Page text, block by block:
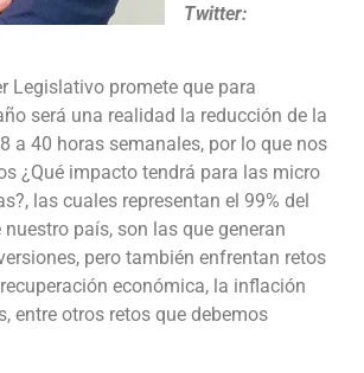
Twitter:
Legislativo promete que para
será una realidad la reducción de la
a 40 horas semanales, por lo que nos
¿Qué impacto tendrá para las micro
las cuales representan el 99% del
país, son las que generan
pero también enfrentan retos
económica, la inflación
entre otros retos que debemos